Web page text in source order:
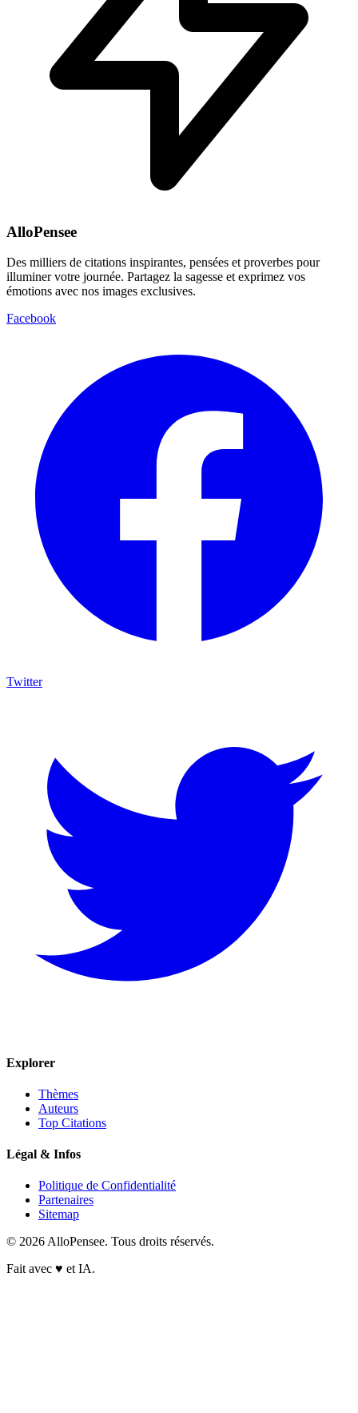
AlloPensee
Des milliers de citations inspirantes, pensées et proverbes pour
illuminer votre journée. Partagez la sagesse et exprimez vos
émotions avec nos images exclusives.
Facebook
Twitter
Explorer
Thèmes
Auteurs
Top Citations
Légal & Infos
Politique de Confidentialité
Partenaires
Sitemap
© 2026 AlloPensee. Tous droits réservés.
Fait avec ♥ et IA.